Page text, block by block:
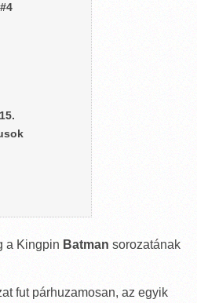
a Kingpin Batman sorozatának
fut párhuzamosan, az egyik